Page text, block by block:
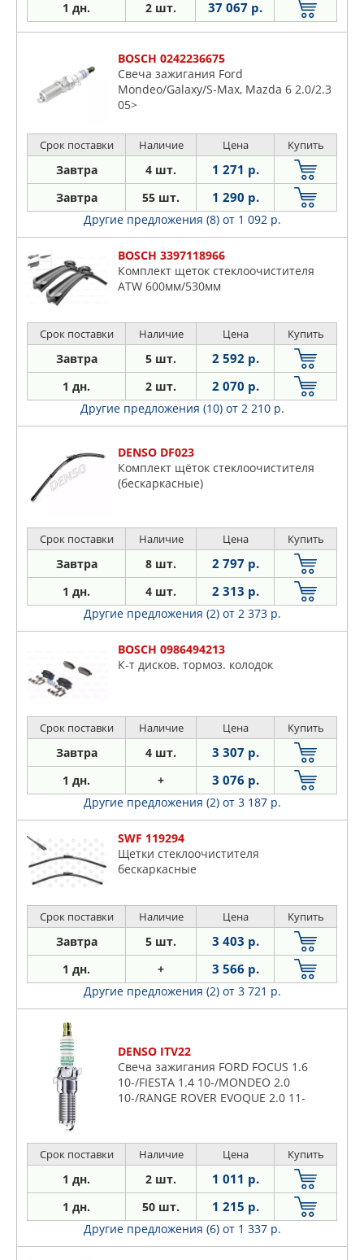
1 дн. 2 шт. 37 067 р.
BOSCH 0242236675
Свеча зажигания Ford
Mondeo/Galaxy/S-Max, Mazda 6 2.0/2.3
05>
Срок поставки Наличие Цена Купить
Завтра 4 шт. 1 271 р.
Завтра 55 шт. 1 290 р.
Другие предложения (8) от 1 092 р.
BOSCH 3397118966
Комплект щеток стеклоочистителя
ATW 600мм/530мм
Срок поставки Наличие Цена Купить
Завтра 5 шт. 2 592 р.
1 дн. 2 шт. 2 070 р.
Другие предложения (10) от 2 210 р.
DENSO DF023
Комплект щёток стеклоочистителя
(бескаркасные)
Срок поставки Наличие Цена Купить
Завтра 8 шт. 2 797 р.
1 дн. 4 шт. 2 313 р.
Другие предложения (2) от 2 373 р.
BOSCH 0986494213
К-т дисков. тормоз. колодок
Срок поставки Наличие Цена Купить
Завтра 4 шт. 3 307 р.
1 дн. + 3 076 р.
Другие предложения (2) от 3 187 р.
SWF 119294
Щетки стеклоочистителя
бескаркасные
Срок поставки Наличие Цена Купить
Завтра 5 шт. 3 403 р.
1 дн. + 3 566 р.
Другие предложения (2) от 3 721 р.
DENSO ITV22
Свеча зажигания FORD FOCUS 1.6
10-/FIESTA 1.4 10-/MONDEO 2.0
10-/RANGE ROVER EVOQUE 2.0 11-
Срок поставки Наличие Цена Купить
1 дн. 2 шт. 1 011 р.
1 дн. 50 шт. 1 215 р.
Другие предложения (6) от 1 337 р.